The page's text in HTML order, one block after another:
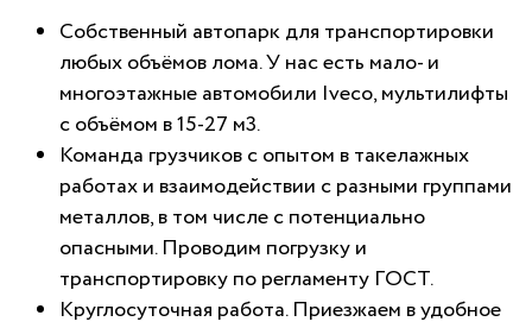
Собственный автопарк для транспортировки
любых объёмов лома. У нас есть мало- и
многоэтажные автомобили Iveco, мультилифты
с объёмом в 15-27 м3.
Команда грузчиков с опытом в такелажных
работах и взаимодействии с разными группами
металлов, в том числе с потенциально
опасными. Проводим погрузку и
транспортировку по регламенту ГОСТ.
Круглосуточная работа. Приезжаем в удобное